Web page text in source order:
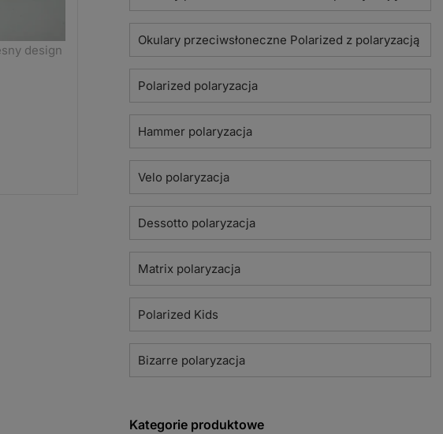
design
Okulary przeciwsłoneczne Polarized z polaryzacją
Polarized polaryzacja
Hammer polaryzacja
Velo polaryzacja
Dessotto polaryzacja
Matrix polaryzacja
Polarized Kids
Bizarre polaryzacja
Kategorie produktowe